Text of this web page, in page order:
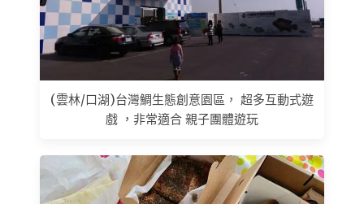
(雲林/口湖)台灣鯛生態創意園區， 超多互動式遊
戲 ，非常適合 親子團體遊玩